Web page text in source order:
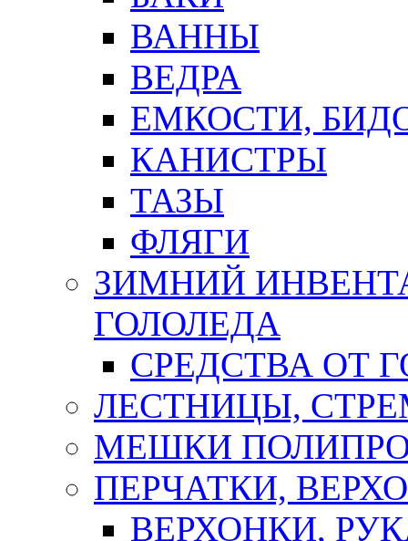
ВАННЫ
ВЕДРА
ЕМКОСТИ,
КАНИСТРЫ
ТАЗЫ
ФЛЯГИ
ЗИМНИЙ
ГОЛОЛЕДА
СРЕДСТВА ОТ
ЛЕСТНИЦЫ,
МЕШКИ
ПЕРЧАТКИ,
ВЕРХОНКИ,